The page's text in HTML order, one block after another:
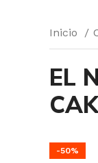
Inicio
EL
-50%